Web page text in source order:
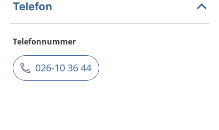
Telefon
Telefonnummer
026-10 36 44